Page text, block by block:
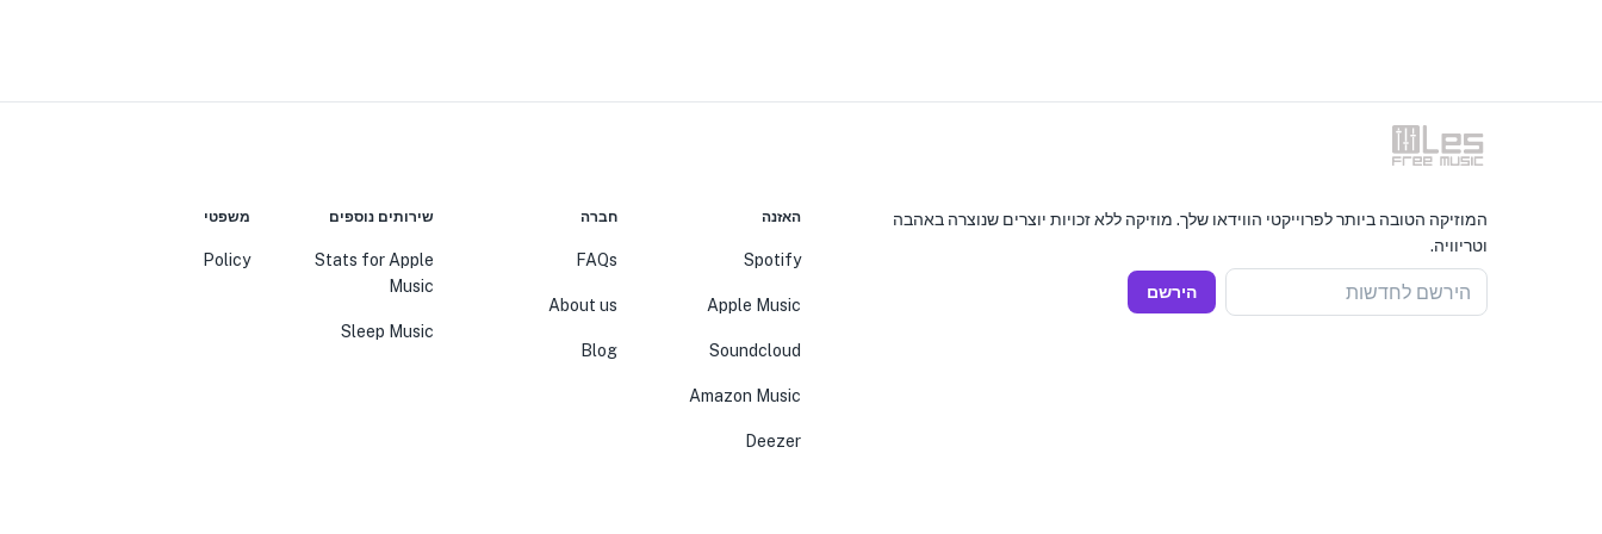
המוזיקה הטובה ביותר לפרוייקטי הווידאו שלך. מוזיקה ללא זכויות יוצרים שנוצרה באהבה
וטריוויה.
הירשם לחדשות הירשם
האזנה
Spotify
Apple Music
Soundcloud
Amazon Music
Deezer
חברה
FAQs
About us
Blog
שירותים נוספים
Stats for Apple
Music
Sleep Music
משפטי
Policy